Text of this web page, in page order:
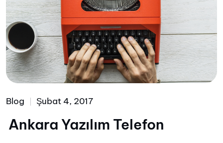
Blog Şubat 4, 2017
Ankara Yazılım Telefon